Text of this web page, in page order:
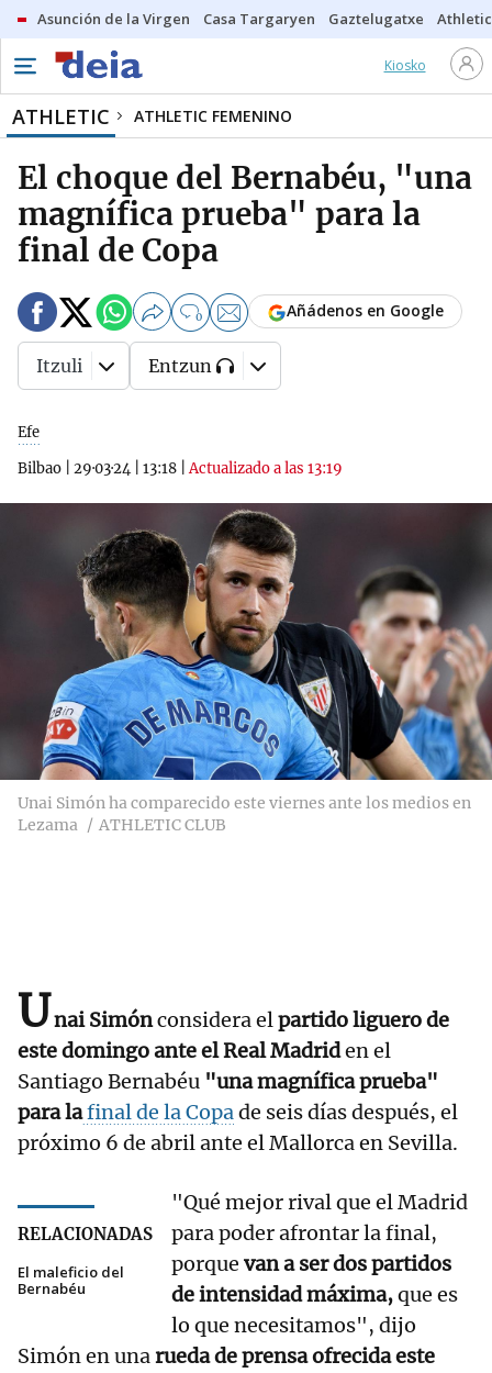
Asunción de la Virgen Casa Targaryen Gaztelugatxe Athletic
Kiosko
ATHLETIC ATHLETIC FEMENINO
El choque del Bernabéu, "una
magnífica prueba" para la
final de Copa
Efe
Bilbao
29·03·24 13:18 |Actualizado a las 13:19
0 Añádenos en Google
Itzuli Entzun
Unai Simón ha comparecido este viernes ante los medios en
Lezama
ATHLETIC CLUB
Unai Simónconsidera elpartido liguero de
este domingo ante el Real Madriden el
Santiago Bernabéu "una magnífica prueba"
para lafinal de la Copade seis días después, el
próximo 6 de abril ante el Mallorca en Sevilla.
RELACIONADAS
El maleficio del
Bernabéu
"Qué mejor rival que el Madrid
para poder afrontar la final,
porque van a ser dos partidos
de intensidad máxima,que es
lo que necesitamos", dijo
Simón en unarueda de prensa ofrecida este